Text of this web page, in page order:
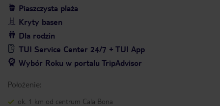
Piaszczysta plaża
Kryty basen
Dla rodzin
TUI Service Center 24/7 + TUI App
Wybór Roku w portalu TripAdvisor
Położenie:
ok. 1 km od centrum Cala Bona